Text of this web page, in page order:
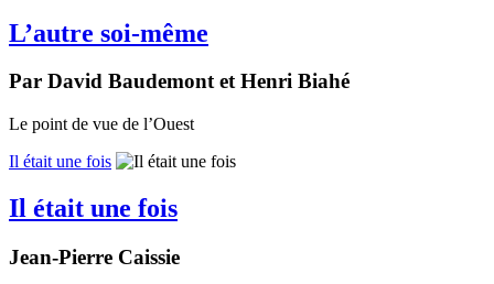
L’autre soi-même
Par David Baudemont et Henri Biahé
Le point de vue de l’Ouest
Il était une fois
Il était une fois
Jean-Pierre Caissie